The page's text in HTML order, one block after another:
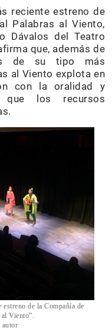
reciente estreno de
Palabras al Viento,
Dávalos del Teatro
que, además de
de su tipo más
al Viento explota en
con la oralidad y
que los recursos
estreno de la Compañía de
Viento”.
autor